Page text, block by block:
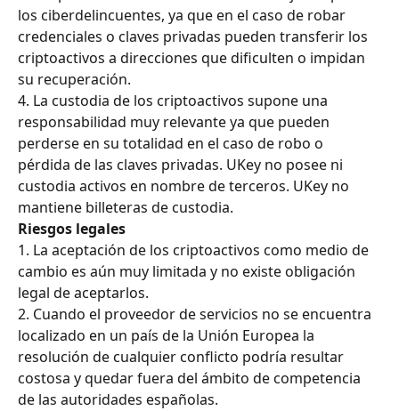
los ciberdelincuentes, ya que en el caso de robar
credenciales o claves privadas pueden transferir los
criptoactivos a direcciones que dificulten o impidan
su recuperación.
4. La custodia de los criptoactivos supone una
responsabilidad muy relevante ya que pueden
perderse en su totalidad en el caso de robo o
pérdida de las claves privadas. UKey no posee ni
custodia activos en nombre de terceros. UKey no
mantiene billeteras de custodia.
Riesgos legales
1. La aceptación de los criptoactivos como medio de
cambio es aún muy limitada y no existe obligación
legal de aceptarlos.
2. Cuando el proveedor de servicios no se encuentra
localizado en un país de la Unión Europea la
resolución de cualquier conflicto podría resultar
costosa y quedar fuera del ámbito de competencia
de las autoridades españolas.